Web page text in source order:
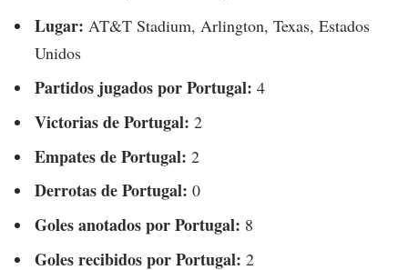
Lugar: AT&T Stadium, Arlington, Texas, Estados
Unidos
Partidos jugados por Portugal: 4
Victorias de Portugal: 2
Empates de Portugal: 2
Derrotas de Portugal: 0
Goles anotados por Portugal: 8
Goles recibidos por Portugal: 2